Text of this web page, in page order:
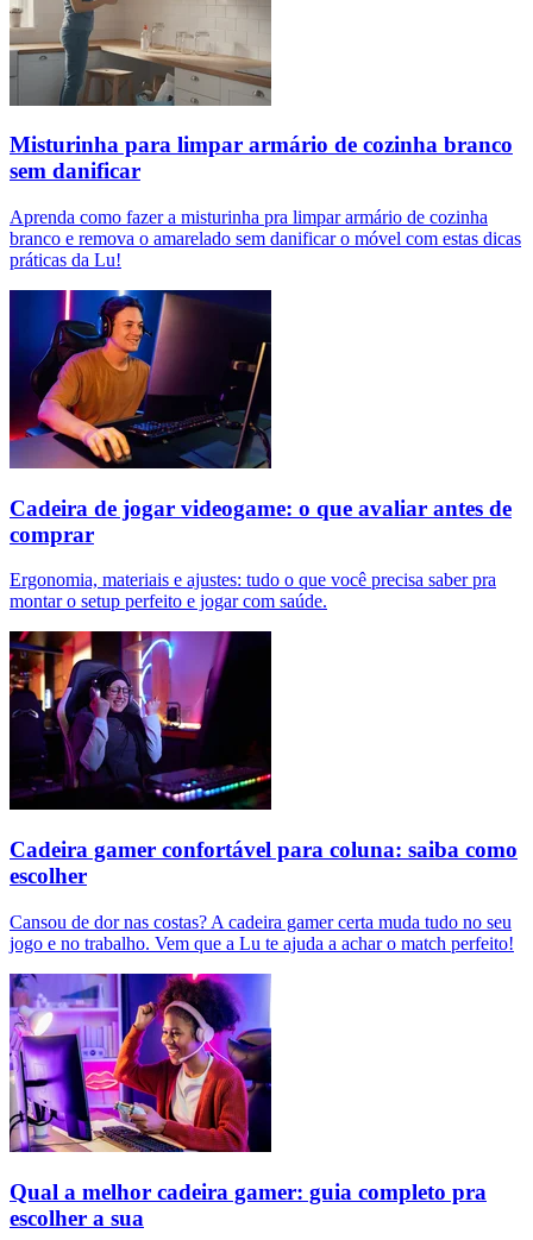
Misturinha para limpar armário de cozinha branco
sem danificar
Aprenda como fazer a misturinha pra limpar armário de cozinha
branco e remova o amarelado sem danificar o móvel com estas dicas
práticas da Lu!
Cadeira de jogar videogame: o que avaliar antes de
comprar
Ergonomia, materiais e ajustes: tudo o que você precisa saber pra
montar o setup perfeito e jogar com saúde.
Cadeira gamer confortável para coluna: saiba como
escolher
Cansou de dor nas costas? A cadeira gamer certa muda tudo no seu
jogo e no trabalho. Vem que a Lu te ajuda a achar o match perfeito!
Qual a melhor cadeira gamer: guia completo pra
escolher a sua